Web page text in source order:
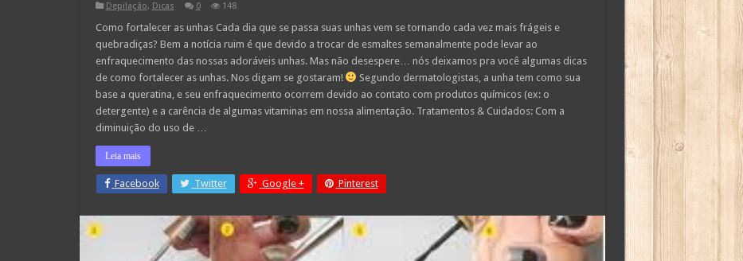
Depilação, Dicas 0 148
Como fortalecer as unhas Cada dia que se passa suas unhas vem se tornando cada vez mais frágeis e
quebradiças? Bem a notícia ruim é que devido a trocar de esmaltes semanalmente pode levar ao
enfraquecimento das nossas adoráveis unhas. Mas não desespere… nós deixamos pra você algumas dicas
de como fortalecer as unhas. Nos digam se gostaram!
Segundo dermatologistas, a unha tem como sua
base a queratina, e seu enfraquecimento ocorrem devido ao contato com produtos químicos (ex: o
detergente) e a carência de algumas vitaminas em nossa alimentação. Tratamentos & Cuidados: Com a
diminuição do uso de …
Leia mais
Facebook Twitter Google + Pinterest